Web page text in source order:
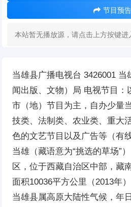
节目预告
本站暂无播放源，请点击上方按键
当雄县广播电视台 3426001
闻出版、文物）局 电视节目：
市（地）节目为主，自办少量
技类、法制类、农业类、重大
色的文艺节目以及广告等（有线
当雄（藏语意为“挑选的草场”
区，位于西藏自治区中部，藏
面积10036平方公里（2013年）
当雄县属高原大陆性气候，年